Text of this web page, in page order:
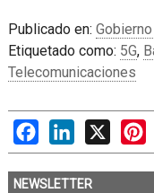
Publicado en:
Etiquetado como: 5G,
Telecomunicaciones
FacebookLinkedIn
X
NEWSLETTER